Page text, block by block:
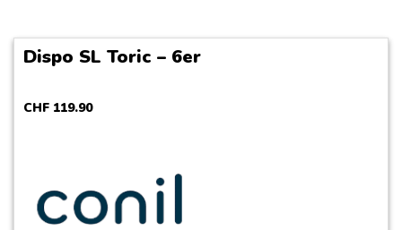
Dispo SL Toric – 6er
CHF 119.90